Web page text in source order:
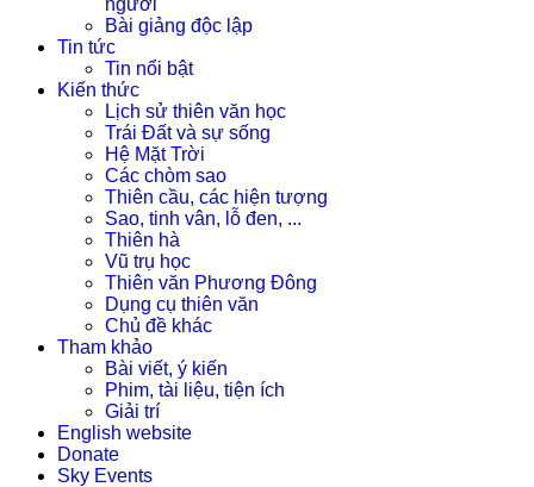
người
Bài giảng độc lập
Tin tức
Tin nổi bật
Kiến thức
Lịch sử thiên văn học
Trái Đất và sự sống
Hệ Mặt Trời
Các chòm sao
Thiên cầu, các hiện tượng
Sao, tinh vân, lỗ đen, ...
Thiên hà
Vũ trụ học
Thiên văn Phương Đông
Dụng cụ thiên văn
Chủ đề khác
Tham khảo
Bài viết, ý kiến
Phim, tài liệu, tiện ích
Giải trí
English website
Donate
Sky Events